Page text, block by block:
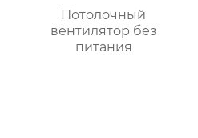
Потолочный
вентилятор без
питания